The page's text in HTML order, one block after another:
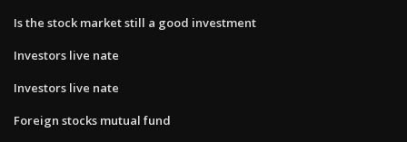
Is the stock market still a good investment
Investors live nate
Investors live nate
Foreign stocks mutual fund